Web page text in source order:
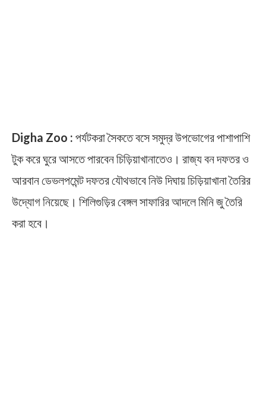
Digha Zoo : পর্যটকরা সৈকতে বসে সমুদ্র উপভোগের পাশাপাশি
টুক করে ঘুরে আসতে পারবেন চিড়িয়াখানাতেও। রাজ্য বন দফতর ও
আরবান ডেভলপমেন্ট দফতর যৌথভাবে নিউ দিঘায় চিড়িয়াখানা তৈরির
উদ্যোগ নিয়েছে। শিলিগুড়ির বেঙ্গল সাফারির আদলে মিনি জু তৈরি
করা হবে।